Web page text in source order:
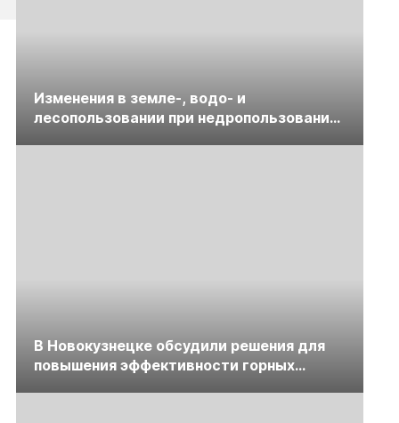
Изменения в земле-, водо- и
лесопользовании при недропользовании
В Новокузнецке обсудили решения для
повышения эффективности горных